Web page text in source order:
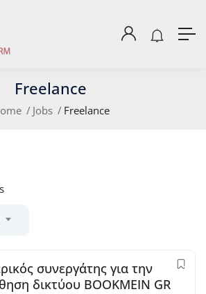
Freelance
Jobs Freelance
συνεργάτης για την
δικτύου BOOKMEIN GR